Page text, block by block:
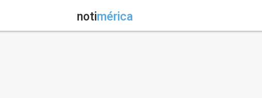
notimérica